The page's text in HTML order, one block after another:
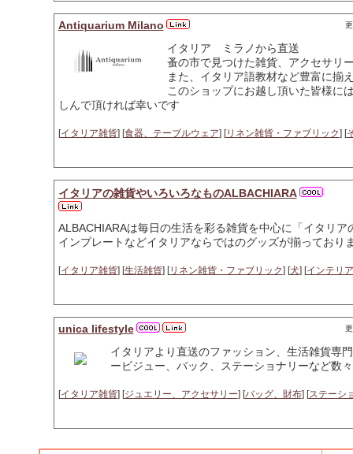
Antiquarium Milano
イタリア ミラノから直送
蚤の市で見つけた雑貨、アクセサリ
また、イタリア語教材など豊富に揃
このショップにお越し頂いた皆様に
しんで頂ければ幸いです
[イタリア雑貨] [食器、テーブルウェア] [リネン雑貨・ファブリック] [
イタリアの雑貨やいろいろなものALBACHIARA
ALBACHIARAは毎日の生活を彩る雑貨を中心に「イタリ
インプレートなどイタリアならではのグッズが揃っており
[イタリア雑貨] [生活雑貨] [リネン雑貨・ファブリック] [犬] [インテリ
unica lifestyle
イタリアより直送のファッション、生活雑貨専
ービジュー、バック、ステーショナリーなど数
[イタリア雑貨] [ジュエリー、アクセサリー] [バッグ、財布] [ステーシ